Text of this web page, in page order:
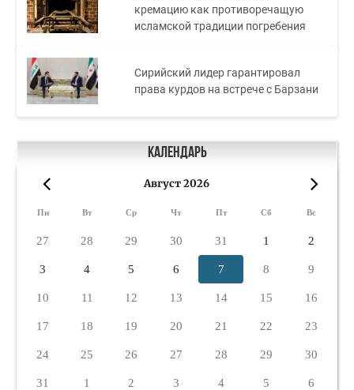
кремацию как противоречащую
исламской традиции погребения
Сирийский лидер гарантировал
права курдов на встрече с Барзани
Календарь
Август 2026
Пн Вт Ср Чт Пт Сб Вс
27 28 29 30 31 1 2
3 4 5 6 7 8 9
10 11 12 13 14 15 16
17 18 19 20 21 22 23
24 25 26 27 28 29 30
31 1 2 3 4 5 6